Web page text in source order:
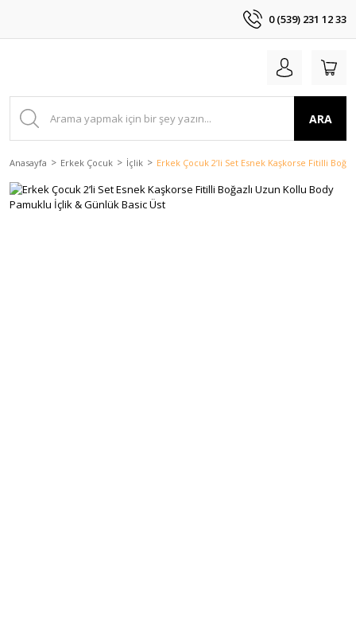
0 (539) 231 12 33
ARA
Anasayfa Erkek Çocuk İçlik Erkek Çocuk 2’li Set Esnek Kaşkorse Fitilli